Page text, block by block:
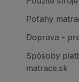
Poťahy
Doprava -
Spôsoby
matrace.sk